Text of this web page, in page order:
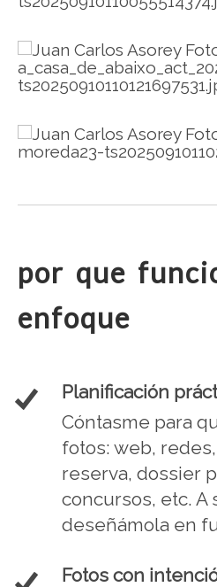
por que
enfoque
Planificación
Cóntasme para
fotos: web,
reserva, dossier
concursos, etc. A
deseñámola en
Fotos con